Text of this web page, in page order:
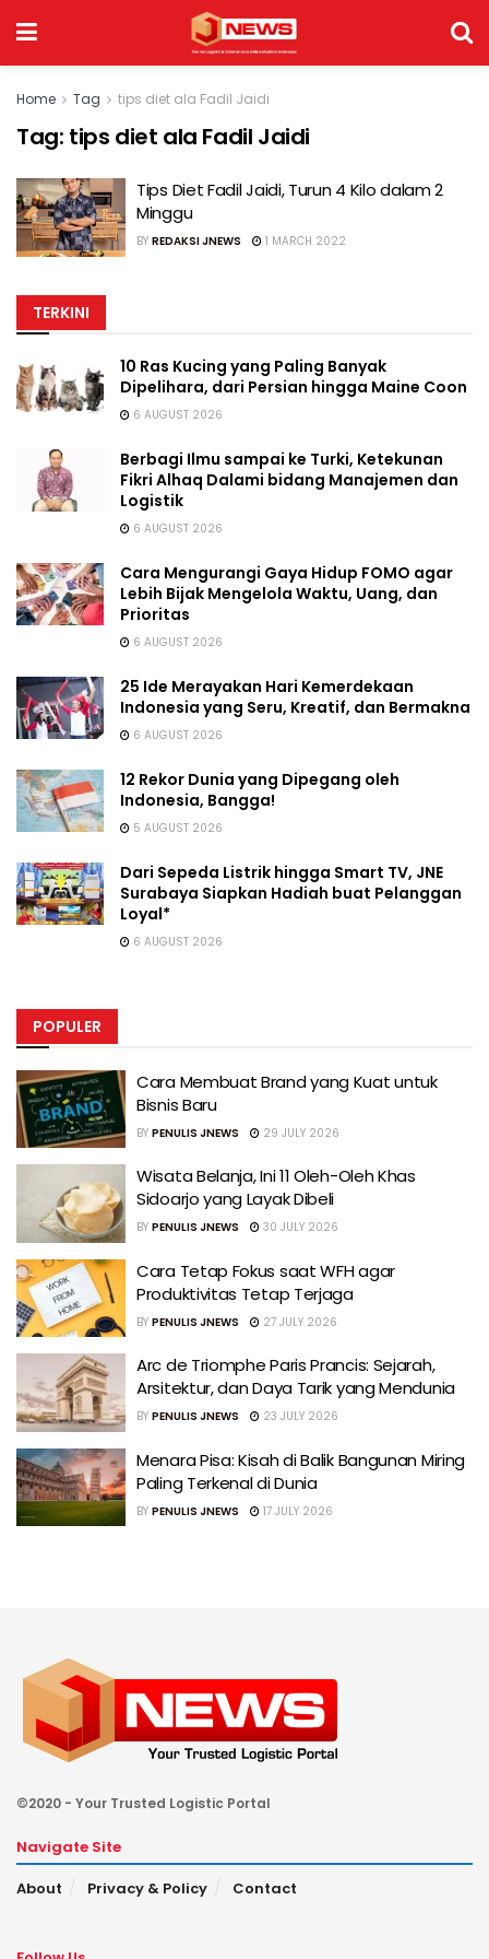
Home Tag tips diet ala Fadil Jaidi
Tag: tips diet ala Fadil Jaidi
Tips Diet Fadil Jaidi, Turun 4 Kilo dalam 2
Minggu
BY REDAKSI JNEWS 1 MARCH 2022
TERKINI
10 Ras Kucing yang Paling Banyak
Dipelihara, dari Persian hingga Maine Coon
6 AUGUST 2026
Berbagi Ilmu sampai ke Turki, Ketekunan
Fikri Alhaq Dalami bidang Manajemen dan
Logistik
6 AUGUST 2026
Cara Mengurangi Gaya Hidup FOMO agar
Lebih Bijak Mengelola Waktu, Uang, dan
Prioritas
6 AUGUST 2026
25 Ide Merayakan Hari Kemerdekaan
Indonesia yang Seru, Kreatif, dan Bermakna
6 AUGUST 2026
12 Rekor Dunia yang Dipegang oleh
Indonesia, Bangga!
5 AUGUST 2026
Dari Sepeda Listrik hingga Smart TV, JNE
Surabaya Siapkan Hadiah buat Pelanggan
Loyal*
6 AUGUST 2026
POPULER
Cara Membuat Brand yang Kuat untuk
Bisnis Baru
BY PENULIS JNEWS 29 JULY 2026
Wisata Belanja, Ini 11 Oleh-Oleh Khas
Sidoarjo yang Layak Dibeli
BY PENULIS JNEWS 30 JULY 2026
Cara Tetap Fokus saat WFH agar
Produktivitas Tetap Terjaga
BY PENULIS JNEWS 27 JULY 2026
Arc de Triomphe Paris Prancis: Sejarah,
Arsitektur, dan Daya Tarik yang Mendunia
BY PENULIS JNEWS 23 JULY 2026
Menara Pisa: Kisah di Balik Bangunan Miring
Paling Terkenal di Dunia
BY PENULIS JNEWS 17 JULY 2026
©2020 - Your Trusted Logistic Portal
Navigate Site
About
Privacy & Policy Contact